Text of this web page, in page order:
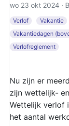
wo 23 okt 2024 ·
Verlof Vakantie
Vakantiedagen
Verlofreglement
Nu zijn er
zijn wettelijk-
Wettelijk verlof
het aantal